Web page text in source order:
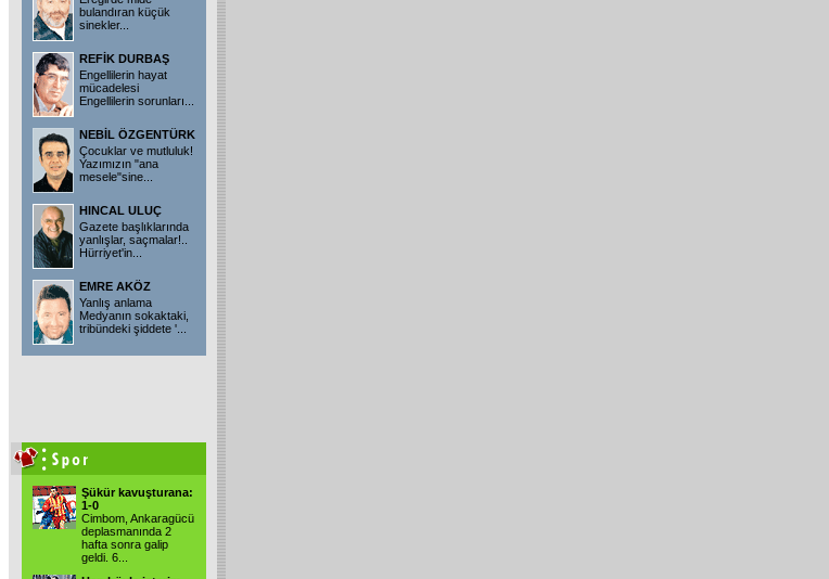
bulandıran küçük
sinekler...
REFİK DURBAŞ
Engellilerin hayat
mücadelesi
Engellilerin sorunları
NEBİL ÖZGENTÜRK
Çocuklar ve mutluluk!
Yazımızın "ana
mesele"sine
HINCAL ULUÇ
Gazete başlıklarında
yanlışlar, saçmalar!..
Hürriyet'in
EMRE AKÖZ
Yanlış anlama
Medyanın sokaktaki,
tribündeki şiddete '
Şükür kavuşturana:
1-0
Cimbom, Ankaragücü
deplasmanında 2
hafta sonra galip
geldi. 6